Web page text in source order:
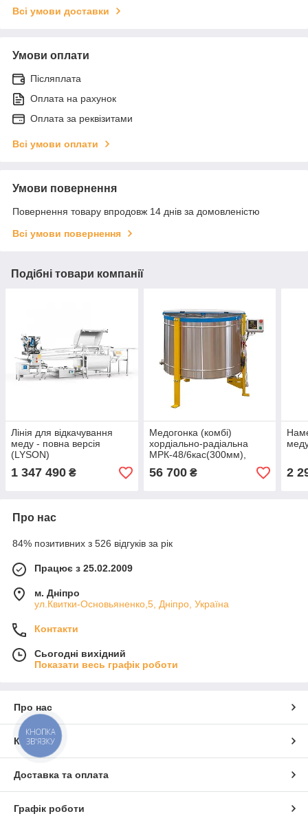
Всі умови доставки
Умови оплати
Післяплата
Оплата на рахунок
Оплата за реквізитами
Всі умови оплати
Умови повернення
Повернення товару впродовж 14 днів за домовленістю
Всі умови повернення
Подібні товари компанії
Лінія для відкачування
меду - повна версія
(LYSON)
1 347 490 ₴
Медогонка (комбі)
хордіально-радіальна
МРК-48/6кас(300мм),
12В/220В
56 700₴ 2
Про нас
84% позитивних з 526 відгуків за рік
Працює з 25.02.2009
м. Дніпро
ул.Квитки-Основьяненко,5, Дніпро, Україна
Контакти
Сьогодні вихідний
Показати весь графік роботи
Про нас
Контакти
Доставка та оплата
Графік роботи
КНОПКА
ЗВ'ЯЗКУ